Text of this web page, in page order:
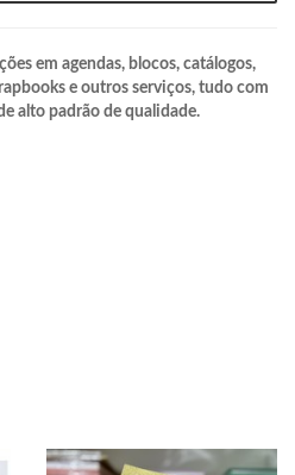
em agendas, blocos, catálogos,
e outros serviços, tudo com
alto padrão de qualidade.